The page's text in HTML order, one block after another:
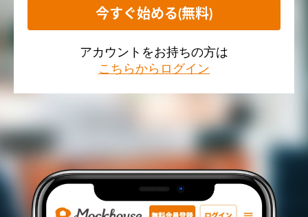
今すぐ始める(無料)
アカウントをお持ちの方は
こちらからログイン